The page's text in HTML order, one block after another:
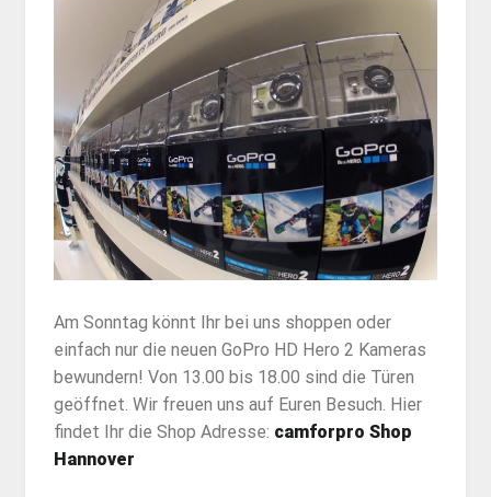
Am Sonntag könnt Ihr bei uns shoppen oder
einfach nur die neuen GoPro HD Hero 2 Kameras
bewundern! Von 13.00 bis 18.00 sind die Türen
geöffnet. Wir freuen uns auf Euren Besuch. Hier
findet Ihr die Shop Adresse: camforpro Shop
Hannover